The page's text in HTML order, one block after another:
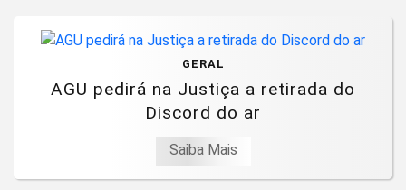
GERAL
AGU pedirá na Justiça a retirada do
Discord do ar
Saiba Mais